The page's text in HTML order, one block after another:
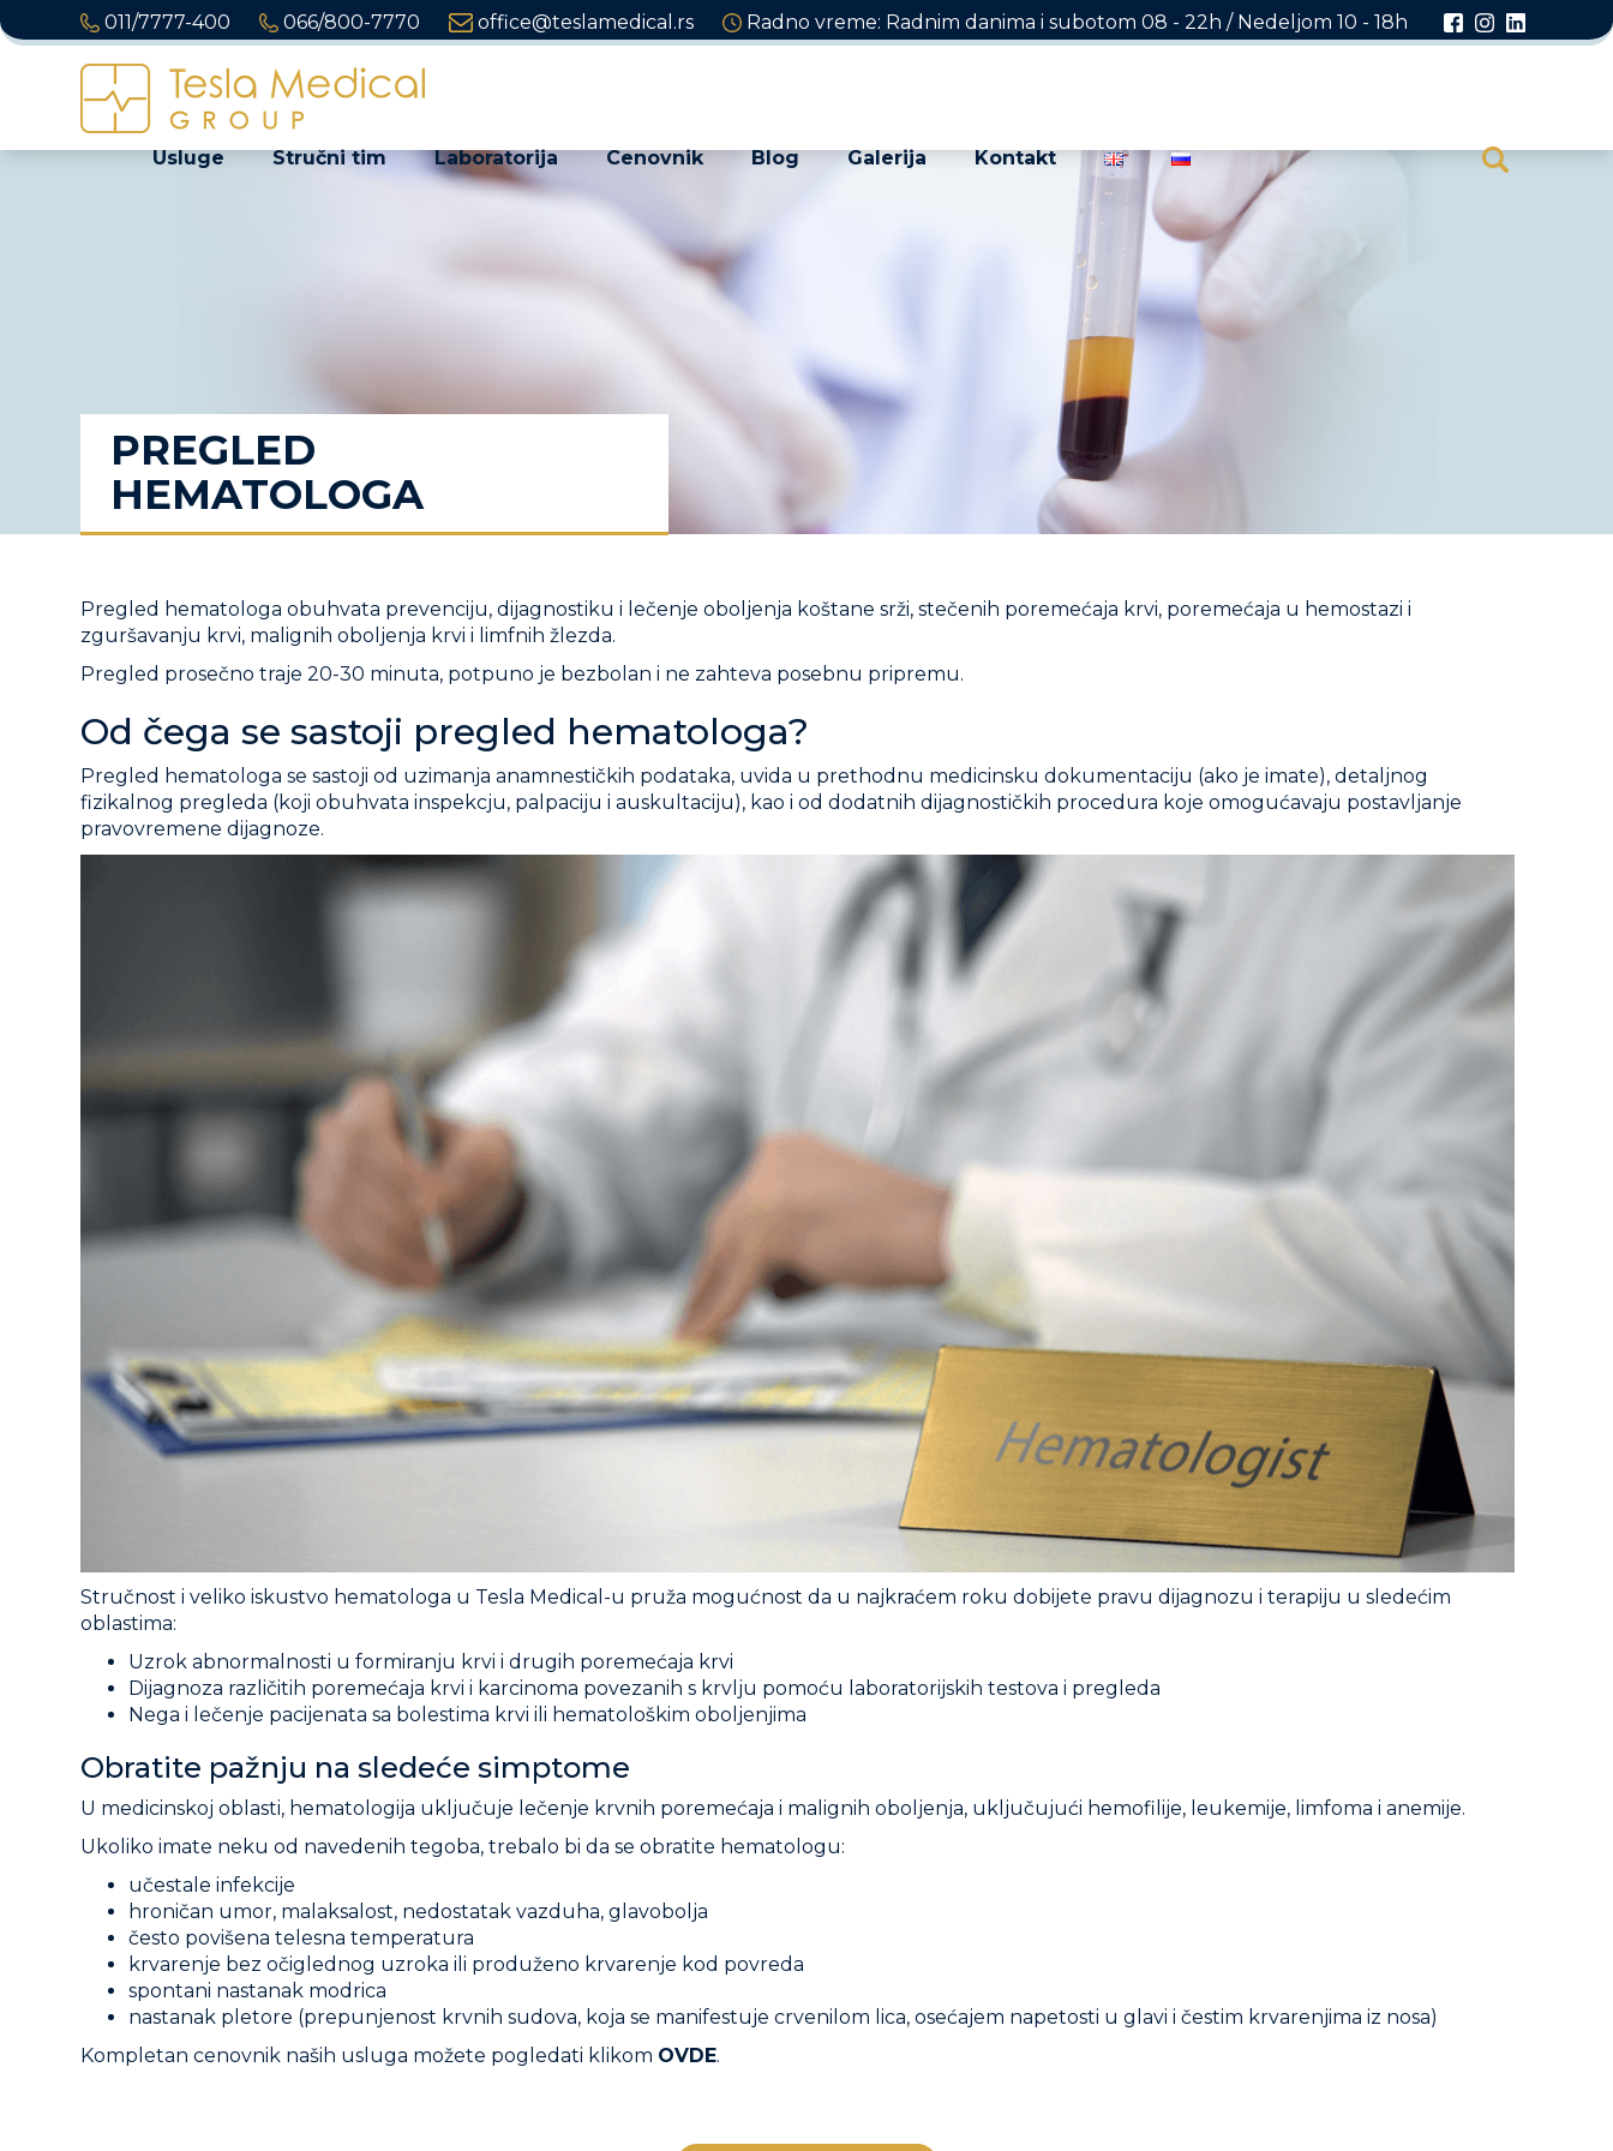
011/7777-400 066/800-7770 office@teslamedical.rs Radno vreme: Radnim danima i subotom 08 - 22h / Nedeljom 10 - 18h
Usluge Stručni tim Laboratorija Cenovnik Blog Galerija Kontakt
PREGLED
HEMATOLOGA
Pregled hematologa obuhvata prevenciju, dijagnostiku i lečenje oboljenja koštane srži, stečenih poremećaja krvi, poremećaja u hemostazi i
zguršavanju krvi, malignih oboljenja krvi i limfnih žlezda.
Pregled prosečno traje 20-30 minuta, potpuno je bezbolan i ne zahteva posebnu pripremu.
Od čega se sastoji pregled hematologa?
Pregled hematologa se sastoji od uzimanja anamnestičkih podataka, uvida u prethodnu medicinsku dokumentaciju (ako je imate), detaljnog
fizikalnog pregleda (koji obuhvata inspekcju, palpaciju i auskultaciju), kao i od dodatnih dijagnostičkih procedura koje omogućavaju postavljanje
pravovremene dijagnoze.
Stručnost i veliko iskustvo hematologa u Tesla Medical-u pruža mogućnost da u najkraćem roku dobijete pravu dijagnozu i terapiju u sledećim
oblastima:
Uzrok abnormalnosti u formiranju krvi i drugih poremećaja krvi
Dijagnoza različitih poremećaja krvi i karcinoma povezanih s krvlju pomoću laboratorijskih testova i pregleda
Nega i lečenje pacijenata sa bolestima krvi ili hematološkim oboljenjima
Obratite pažnju na sledeće simptome
U medicinskoj oblasti, hematologija uključuje lečenje krvnih poremećaja i malignih oboljenja, uključujući hemofilije, leukemije, limfoma i anemije.
Ukoliko imate neku od navedenih tegoba, trebalo bi da se obratite hematologu:
učestale infekcije
hroničan umor, malaksalost, nedostatak vazduha, glavobolja
često povišena telesna temperatura
krvarenje bez očiglednog uzroka ili produženo krvarenje kod povreda
spontani nastanak modrica
nastanak pletore (prepunjenost krvnih sudova, koja se manifestuje crvenilom lica, osećajem napetosti u glavi i čestim krvarenjima iz nosa)
Kompletan cenovnik naših usluga možete pogledati klikom OVDE.